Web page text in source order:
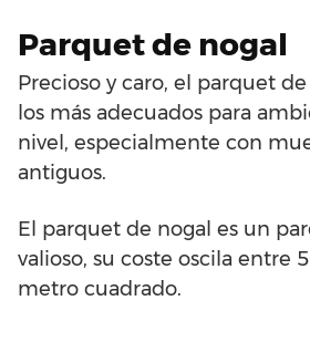
Parquet de nogal
Precioso y caro, el parquet
los más adecuados para
nivel, especialmente con
antiguos.
El parquet de nogal es un
valioso, su coste oscila entre
metro cuadrado.